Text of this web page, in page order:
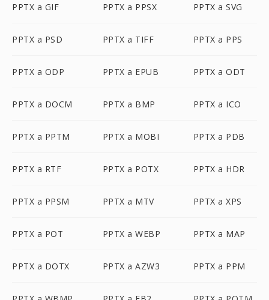
PPTX a GIF PPTX a PPSX PPTX a SVG
PPTX a PSD PPTX a TIFF PPTX a PPS
PPTX a ODP PPTX a EPUB PPTX a ODT
PPTX a DOCM PPTX a BMP PPTX a ICO
PPTX a PPTM PPTX a MOBI PPTX a PDB
PPTX a RTF PPTX a POTX PPTX a HDR
PPTX a PPSM PPTX a MTV PPTX a XPS
PPTX a POT PPTX a WEBP PPTX a MAP
PPTX a DOTX PPTX a AZW3 PPTX a PPM